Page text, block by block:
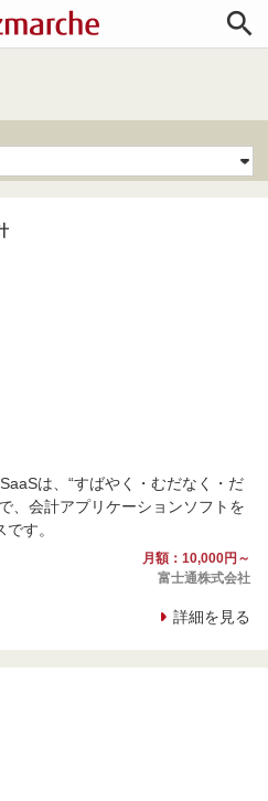

は、“すばやく・むだなく・だ
、会計アプリケーションソフトを
す。
月額：10,000円～
富士通株式会社
詳細を見る